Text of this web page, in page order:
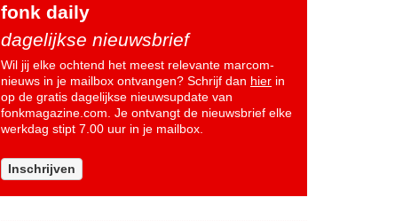
fonk daily
dagelijkse nieuwsbrief
Wil jij elke ochtend het meest relevante marcom-
nieuws in je mailbox ontvangen? Schrijf dan hier in
op de gratis dagelijkse nieuwsupdate van
fonkmagazine.com. Je ontvangt de nieuwsbrief elke
werkdag stipt 7.00 uur in je mailbox.
Inschrijven